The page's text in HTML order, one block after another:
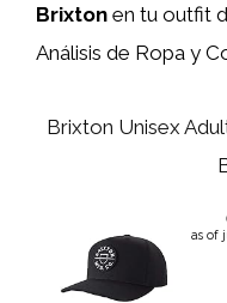
Brixton en tu outfit
Análisis de Ropa y
Brixton Unisex
as of